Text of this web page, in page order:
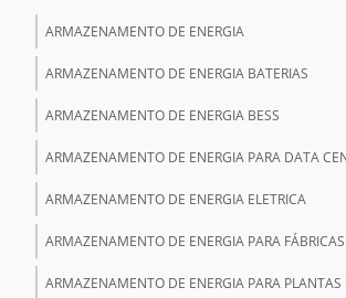
ARMAZENAMENTO DE ENERGIA
ARMAZENAMENTO DE ENERGIA BATERIAS
ARMAZENAMENTO DE ENERGIA BESS
ARMAZENAMENTO DE ENERGIA PARA DATA
ARMAZENAMENTO DE ENERGIA ELETRICA
ARMAZENAMENTO DE ENERGIA PARA FÁBRICAS
ARMAZENAMENTO DE ENERGIA PARA PLANTAS